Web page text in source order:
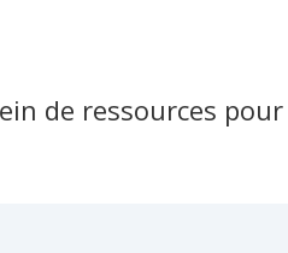
de ressources